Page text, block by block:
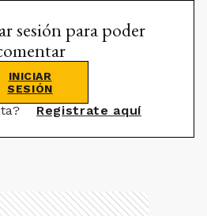
sesión para poder
INICIAR
SESIÓN
Registrate aquí